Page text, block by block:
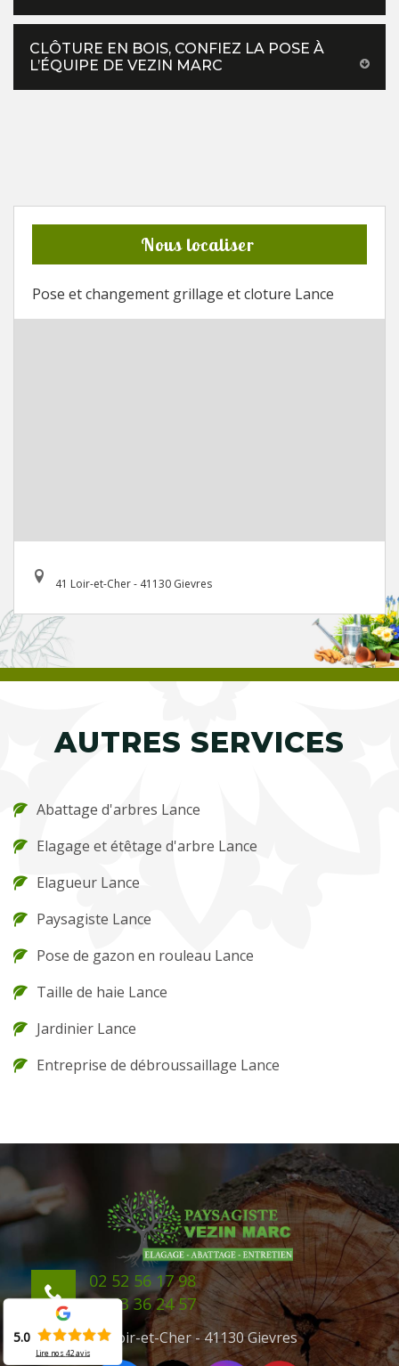
CLÔTURE EN BOIS, CONFIEZ LA POSE À
L’ÉQUIPE DE VEZIN MARC
Nous localiser
Pose et changement grillage et cloture Lance
41 Loir-et-Cher - 41130 Gievres
AUTRES SERVICES
Abattage d'arbres Lance
Elagage et étêtage d'arbre Lance
Elagueur Lance
Paysagiste Lance
Pose de gazon en rouleau Lance
Taille de haie Lance
Jardinier Lance
Entreprise de débroussaillage Lance
02 52 56 17 98
06 43 36 24 57
41 Loir-et-Cher - 41130 Gievres
5.0
Lire nos 42avis